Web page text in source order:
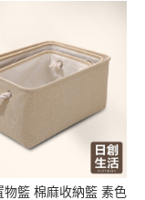
物籃 棉麻收納籃 素色